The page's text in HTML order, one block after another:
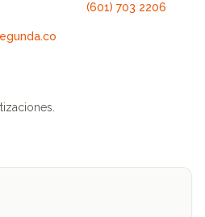
(601) 703 2206